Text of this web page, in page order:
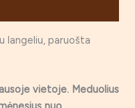
langeliu, paruošta
vietoje. Meduolius